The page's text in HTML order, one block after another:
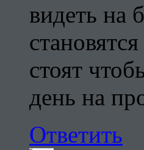
видеть на
стоят
день на
Ответить